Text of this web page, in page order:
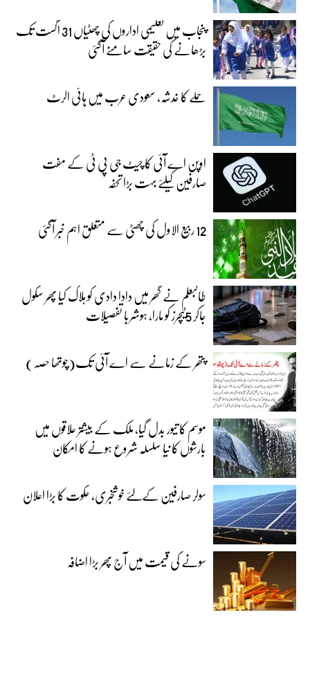
پنجاب میں تعلیمی اداروں کی چھٹیاں 31 اگست تک
بڑھانے کی حقیقت سامنے آگئی
حملے کا خدشہ، سعودی عرب میں ہائی الرٹ
اوپن اے آئی کا چیٹ جی پی ٹی کے مفت
صارفین کیلئے بہت بڑا تحفہ
12 ربیع الاول کی چھٹی سے متعلق اہم خبر آگئی
طالبعلم نے گھر میں دادا دادی کو ہلاک کیا پھر سکول
جاکر 5ٹیچرز کو مارا، ہوشربا تفصیلات
پتھر کے زمانے سے اے آئی تک(چوتھا حصہ)
موسم کا تیور بدل گیا، ملک کے بیشتر علاقوں میں
بارشوں کا نیا سلسلہ شروع ہونے کا امکان
سولر صارفین کےلئے خوشخبری، حکوت کا بڑا اعلان
سونے کی قیمت میں آج پھر بڑا اضافہ